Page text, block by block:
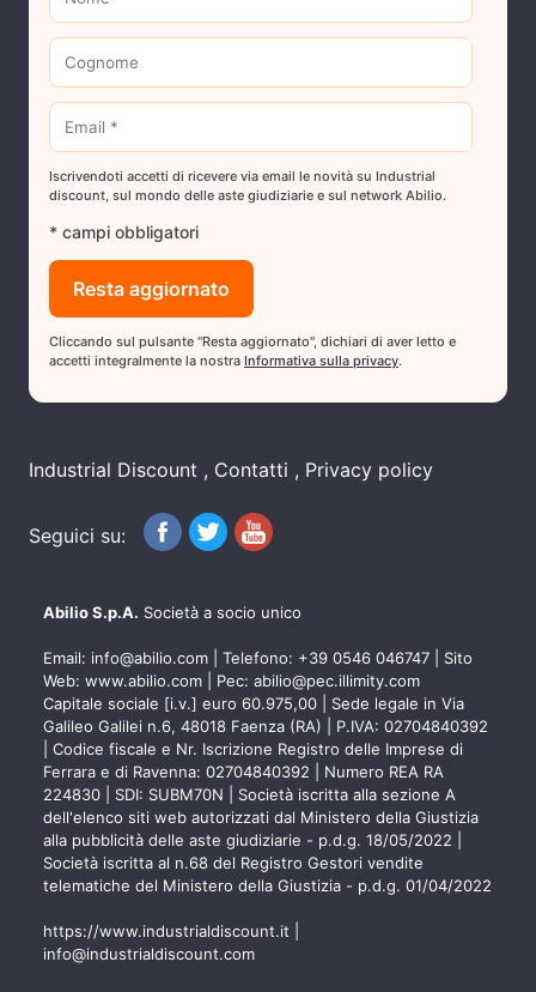
Iscrivendoti accetti di ricevere via email le novità su Industrial
discount, sul mondo delle aste giudiziarie e sul network Abilio.
* campi obbligatori
Cliccando sul pulsante "Resta aggiornato", dichiari di aver letto e
accetti integralmente la nostra Informativa sulla privacy.
Industrial Discount Contatti Privacy policy
Seguici su:
Abilio S.p.A. Società a socio unico
Email: info@abilio.com | Telefono: +39 0546 046747 | Sito
Web: www.abilio.com | Pec: abilio@pec.illimity.com
Capitale sociale [i.v.] euro 60.975,00 | Sede legale in Via
Galileo Galilei n.6, 48018 Faenza (RA) | P.IVA: 02704840392
| Codice fiscale e Nr. Iscrizione Registro delle Imprese di
Ferrara e di Ravenna: 02704840392 | Numero REA RA
224830 | SDI: SUBM70N | Società iscritta alla sezione A
dell'elenco siti web autorizzati dal Ministero della Giustizia
alla pubblicità delle aste giudiziarie - p.d.g. 18/05/2022 |
Società iscritta al n.68 del Registro Gestori vendite
telematiche del Ministero della Giustizia - p.d.g. 01/04/2022
https://www.industrialdiscount.it
info@industrialdiscount.com